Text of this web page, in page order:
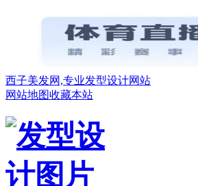
西子美发网,专业发型设计网站
网站地图收藏本站